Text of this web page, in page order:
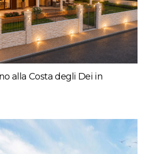
alla Costa degli Dei in